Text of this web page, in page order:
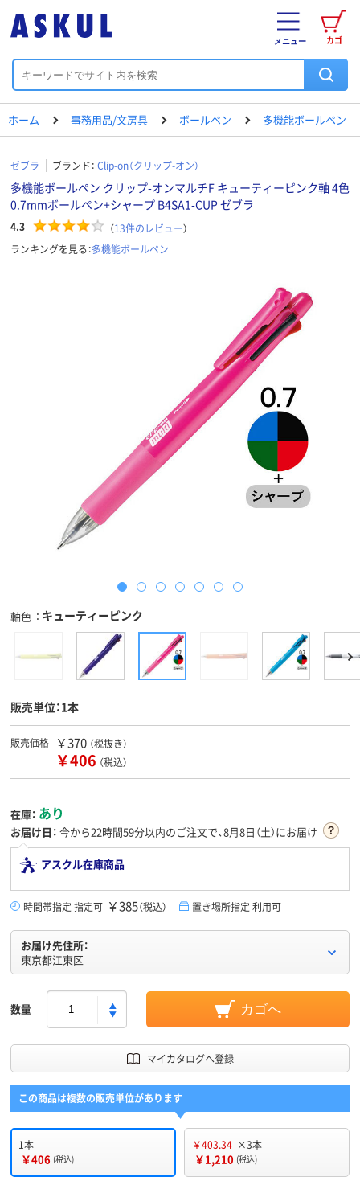
カゴ
メニュー
ホーム 事務用品/文房具 ボールペン 多機能ボールペン
ゼブラ ブランド： Clip-on（クリップ-オン）
多機能ボールペン クリップ-オンマルチF キューティーピンク軸 4色
0.7mmボールペン+シャープ B4SA1-CUP ゼブラ
4.3 （13件のレビュー）
ランキングを見る：多機能ボールペン
軸色 キューティーピンク
販売単位：1本
販売価格 ￥370 （税抜き）
￥406 （税込）
在庫： あり
お届け日： 今から22時間59分以内のご注文で、8月8日（土）にお届け
アスクル在庫商品
時間帯指定 指定可 ￥385（税込） 置き場所指定 利用可
お届け先住所：
東京都江東区
数量 カゴへ
マイカタログへ登録
この商品は複数の販売単位があります
1本
￥406 (税込)
￥403.34 ×3本
￥1,210 (税込)